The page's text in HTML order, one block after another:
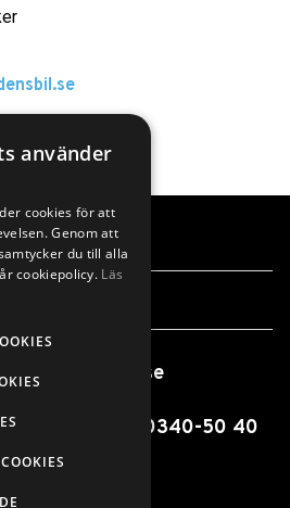
316 00 / 0340-50 40
använder
cookies för att
Genom att
du till alla
cookiepolicy. Läs